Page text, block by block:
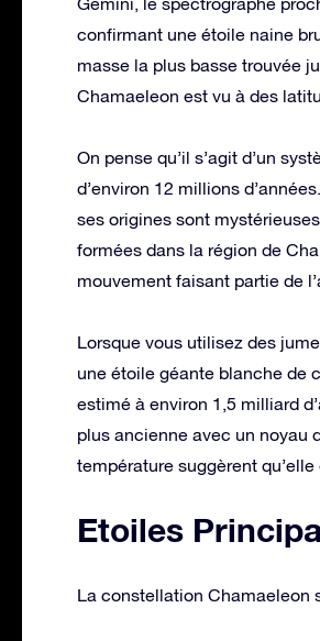
confirmant une étoile naine
masse la plus basse trouvée
Chamaeleon est vu à des
On pense qu’il s’agit d’un
d’environ 12 millions
ses origines sont
formées dans la région de
mouvement faisant partie de
Lorsque vous utilisez des
une étoile géante blanche de
estimé à environ 1,5 milliard
plus ancienne avec un noyau
température suggèrent
Etoiles
La constellation Chamaeleon